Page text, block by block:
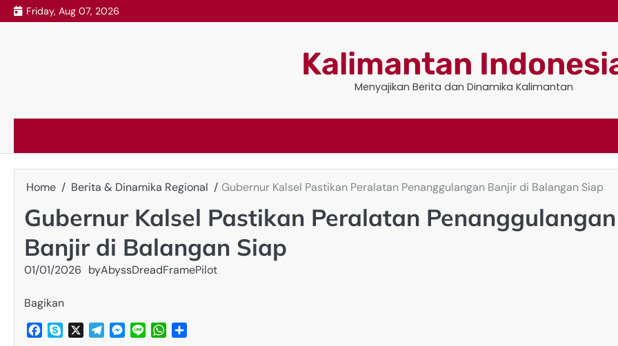
Skip
to
Friday, Aug 07, 2026
Kalimantan
Menyajikan Berita dan Dinamika Kalimantan
Home Berita & Dinamika Regional Gubernur Kalsel Pastikan Peralatan Penanggulangan Banjir di Balangan Siap
Gubernur Kalsel Pastikan Peralatan Penanggulangan
Banjir di Balangan Siap
01/01/2026 byAbyssDreadFramePilot
Bagikan
Facebook
Skype TelegramMessenger
Line WhatsApp